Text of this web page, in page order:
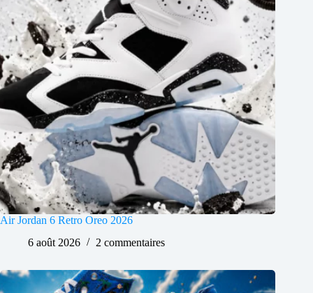
Air Jordan 6 Retro Oreo 2026
6 août 2026
2 commentaires